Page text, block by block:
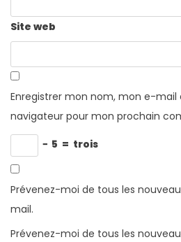
Site web
Enregistrer mon nom, mon e-mail
navigateur pour mon prochain
− 5 = trois
Prévenez-moi de tous les
mail.
Prévenez-moi de tous les